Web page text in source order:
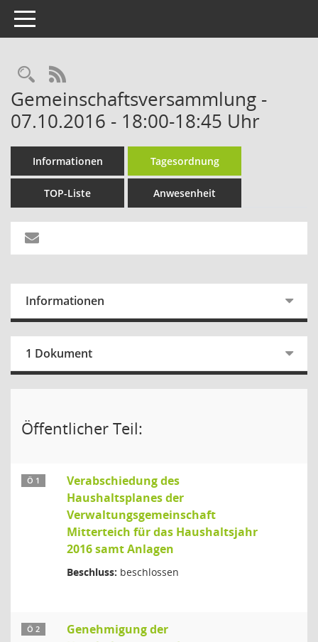
Toggle navigation
RSS-Feed
Gemeinschaftsversammlung -
07.10.2016 - 18:00-18:45 Uhr
Informationen Tagesordnung
TOP-Liste Anwesenheit
Informationen
1 Dokument
Öffentlicher Teil:
Ö 1
Verabschiedung des
Haushaltsplanes der
Verwaltungsgemeinschaft
Mitterteich für das Haushaltsjahr
2016 samt Anlagen
Beschluss: beschlossen
Ö 2
Genehmigung der